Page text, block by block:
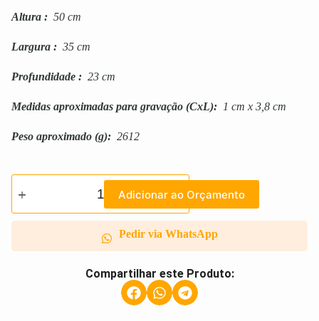
Altura : 50 cm
Largura : 35 cm
Profundidade : 23 cm
Medidas aproximadas para gravação (CxL): 1 cm x 3,8 cm
Peso aproximado (g): 2612
Adicionar ao Orçamento
Pedir via WhatsApp
Compartilhar este Produto: